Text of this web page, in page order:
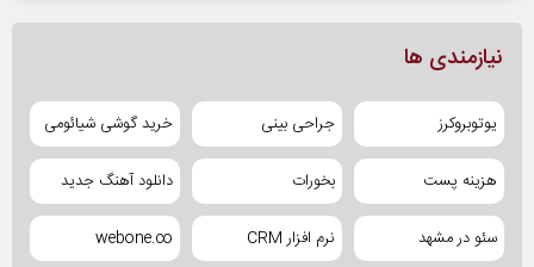
نیازمندی ها
یوتوبروکرز جراحی بینی خرید گوشی شیائومی
هزینه پست بخورات دانلود آهنگ جدید
سئو در مشهد نرم افزار CRM webone.co